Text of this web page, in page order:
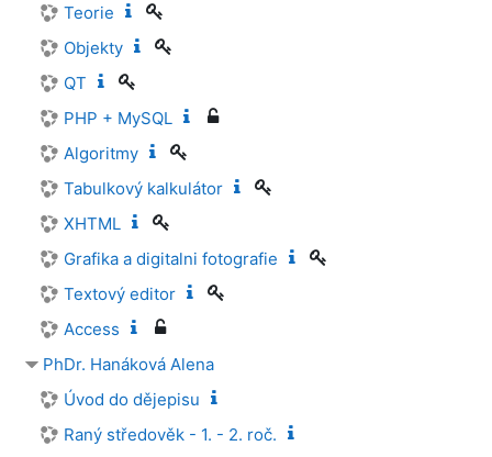
Teorie
Objekty
QT
PHP + MySQL
Algoritmy
Tabulkový kalkulátor
XHTML
Grafika a digitalni fotografie
Textový editor
Access
PhDr. Hanáková Alena
Úvod do dějepisu
Raný středověk - 1. - 2. roč.